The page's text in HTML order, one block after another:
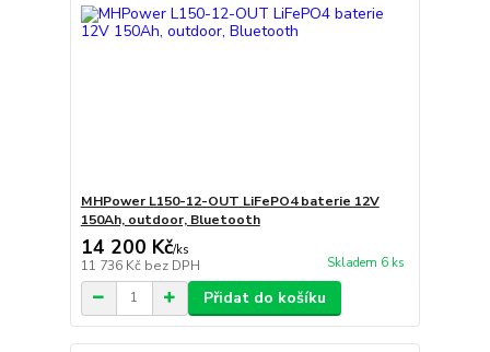
MHPower L150-12-OUT LiFePO4 baterie 12V
150Ah, outdoor, Bluetooth
14 200 Kč/ks
11 736 Kč bez DPH Skladem 6 ks
Přidat do košíku